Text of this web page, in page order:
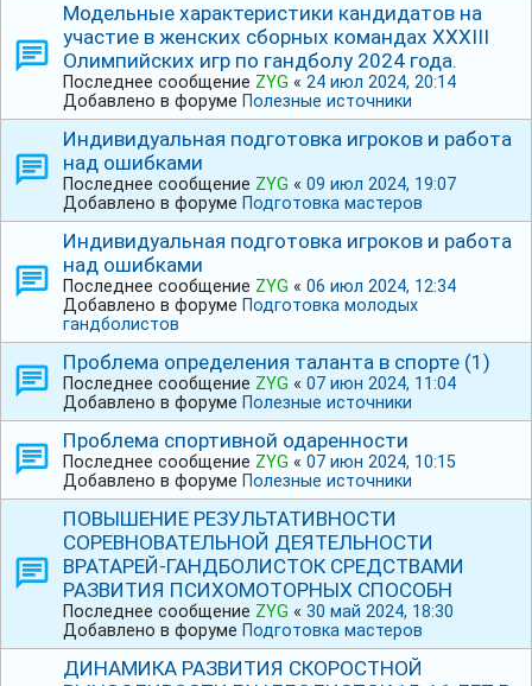
Модельные характеристики кандидатов на
участие в женских сборных командах ⅩⅩⅩⅠIⅠ
Олимпийских игр по гандболу 2024 года.
Последнее сообщение ZYG « 24 июл 2024, 20:14
Добавлено в форуме Полезные источники
Индивидуальная подготовка игроков и работа
над ошибками
Последнее сообщение ZYG « 09 июл 2024, 19:07
Добавлено в форуме Подготовка мастеров
Индивидуальная подготовка игроков и работа
над ошибками
Последнее сообщение ZYG « 06 июл 2024, 12:34
Добавлено в форуме Подготовка молодых
гандболистов
Проблема определения таланта в спорте (1)
Последнее сообщение ZYG « 07 июн 2024, 11:04
Добавлено в форуме Полезные источники
Проблема спортивной одаренности
Последнее сообщение ZYG « 07 июн 2024, 10:15
Добавлено в форуме Полезные источники
ПОВЫШЕНИЕ РЕЗУЛЬТАТИВНОСТИ
СОРЕВНОВАТЕЛЬНОЙ ДЕЯТЕЛЬНОСТИ
ВРАТАРЕЙ-ГАНДБОЛИСТОК СРЕДСТВАМИ
РАЗВИТИЯ ПСИХОМОТОРНЫХ СПОСОБН
Последнее сообщение ZYG « 30 май 2024, 18:30
Добавлено в форуме Подготовка мастеров
ДИНАМИКА РАЗВИТИЯ СКОРОСТНОЙ